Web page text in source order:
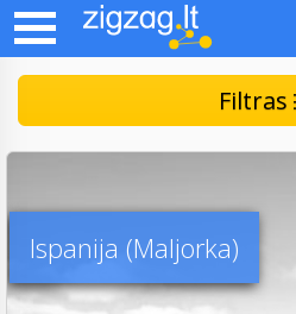
Filtras
Ispanija (Maljorka)